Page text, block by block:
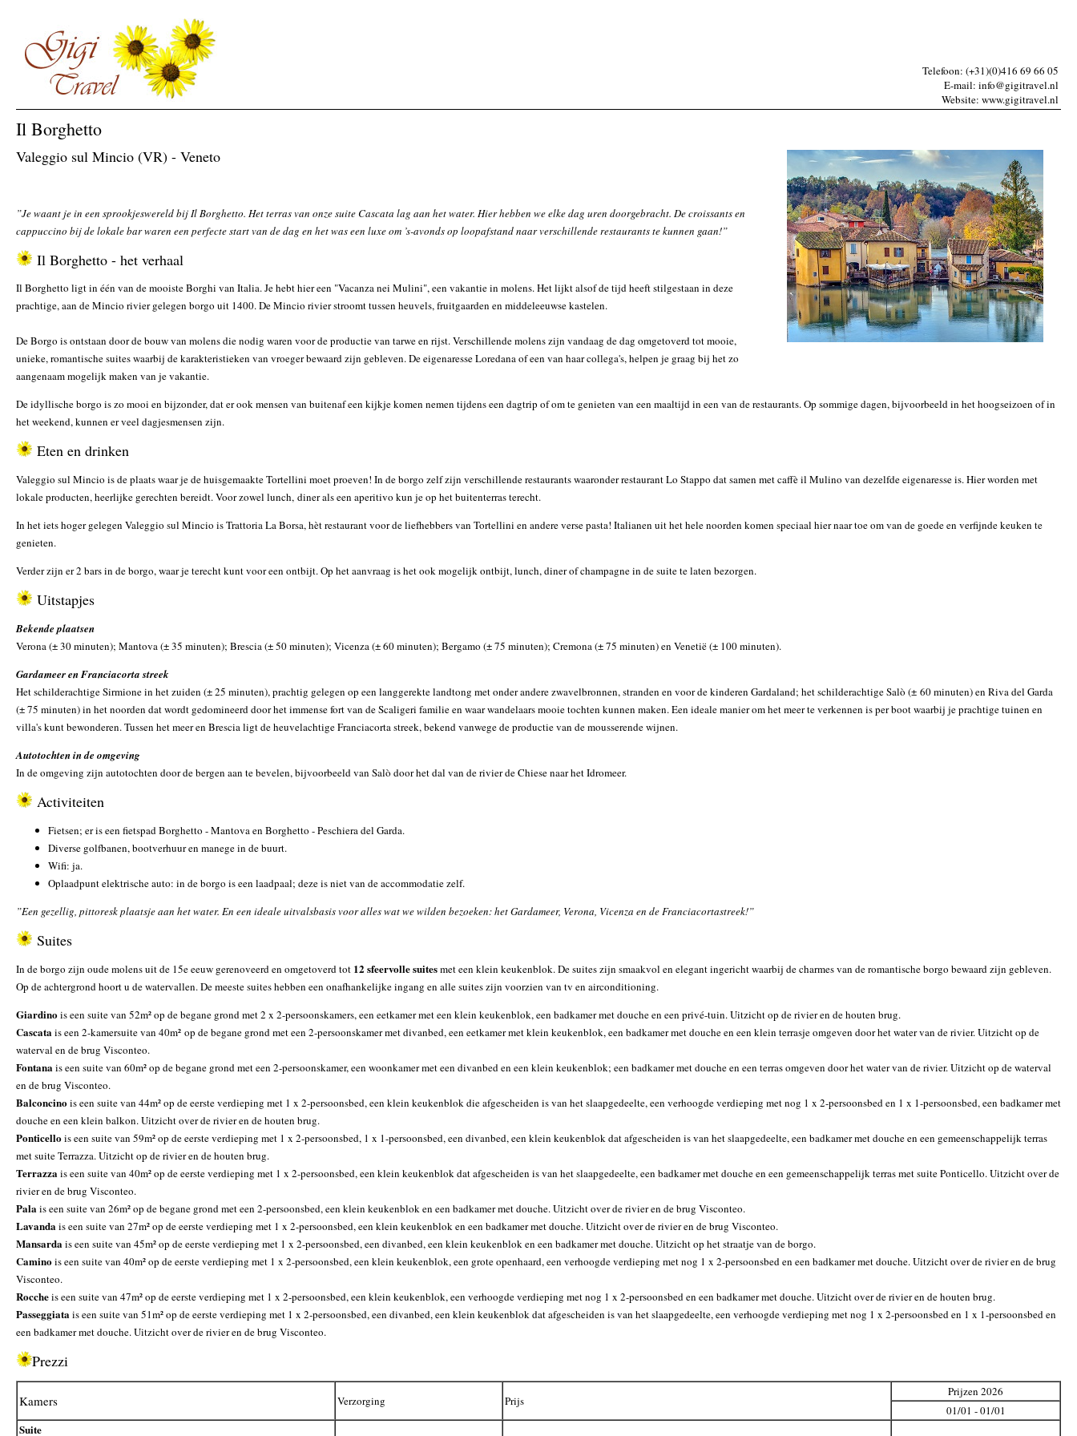
Telefoon: (+31)(0)416 69 66 05
E-mail: info@gigitravel.nl
Website: www.gigitravel.nl
Il Borghetto
Valeggio sul Mincio (VR) - Veneto
”Je waant je in een sprookjeswereld bij Il Borghetto. Het terras van onze suite Cascata lag aan het water. Hier hebben we elke dag uren doorgebracht. De croissants en
cappuccino bij de lokale bar waren een perfecte start van de dag en het was een luxe om ’s-avonds op loopafstand naar verschillende restaurants te kunnen gaan!”
Il Borghetto - het verhaal
Il Borghetto ligt in één van de mooiste Borghi van Italia. Je hebt hier een "Vacanza nei Mulini", een vakantie in molens. Het lijkt alsof de tijd heeft stilgestaan in deze
prachtige, aan de Mincio rivier gelegen borgo uit 1400. De Mincio rivier stroomt tussen heuvels, fruitgaarden en middeleeuwse kastelen.
De Borgo is ontstaan door de bouw van molens die nodig waren voor de productie van tarwe en rijst. Verschillende molens zijn vandaag de dag omgetoverd tot mooie,
unieke, romantische suites waarbij de karakteristieken van vroeger bewaard zijn gebleven. De eigenaresse Loredana of een van haar collega's, helpen je graag bij het zo
aangenaam mogelijk maken van je vakantie.
De idyllische borgo is zo mooi en bijzonder, dat er ook mensen van buitenaf een kijkje komen nemen tijdens een dagtrip of om te genieten van een maaltijd in een van de restaurants. Op sommige dagen, bijvoorbeeld in het hoogseizoen of in
het weekend, kunnen er veel dagjesmensen zijn.
Eten en drinken
Valeggio sul Mincio is de plaats waar je de huisgemaakte Tortellini moet proeven! In de borgo zelf zijn verschillende restaurants waaronder restaurant Lo Stappo dat samen met caffè il Mulino van dezelfde eigenaresse is. Hier worden met
lokale producten, heerlijke gerechten bereidt. Voor zowel lunch, diner als een aperitivo kun je op het buitenterras terecht.
In het iets hoger gelegen Valeggio sul Mincio is Trattoria La Borsa, hèt restaurant voor de liefhebbers van Tortellini en andere verse pasta! Italianen uit het hele noorden komen speciaal hier naar toe om van de goede en verfijnde keuken te
genieten.
Verder zijn er 2 bars in de borgo, waar je terecht kunt voor een ontbijt. Op het aanvraag is het ook mogelijk ontbijt, lunch, diner of champagne in de suite te laten bezorgen.
Uitstapjes
Bekende plaatsen
Verona (± 30 minuten); Mantova (± 35 minuten); Brescia (± 50 minuten); Vicenza (± 60 minuten); Bergamo (± 75 minuten); Cremona (± 75 minuten) en Venetië (± 100 minuten).
Gardameer en Franciacorta streek
Het schilderachtige Sirmione in het zuiden (± 25 minuten), prachtig gelegen op een langgerekte landtong met onder andere zwavelbronnen, stranden en voor de kinderen Gardaland; het schilderachtige Salò (± 60 minuten) en Riva del Garda
(± 75 minuten) in het noorden dat wordt gedomineerd door het immense fort van de Scaligeri familie en waar wandelaars mooie tochten kunnen maken. Een ideale manier om het meer te verkennen is per boot waarbij je prachtige tuinen en
villa's kunt bewonderen. Tussen het meer en Brescia ligt de heuvelachtige Franciacorta streek, bekend vanwege de productie van de mousserende wijnen.
Autotochten in de omgeving
In de omgeving zijn autotochten door de bergen aan te bevelen, bijvoorbeeld van Salò door het dal van de rivier de Chiese naar het Idromeer.
Activiteiten
Fietsen; er is een fietspad Borghetto - Mantova en Borghetto - Peschiera del Garda.
Diverse golfbanen, bootverhuur en manege in de buurt.
Wifi: ja.
Oplaadpunt elektrische auto: in de borgo is een laadpaal; deze is niet van de accommodatie zelf.
”Een gezellig, pittoresk plaatsje aan het water. En een ideale uitvalsbasis voor alles wat we wilden bezoeken: het Gardameer, Verona, Vicenza en de Franciacortastreek!”
Suites
In de borgo zijn oude molens uit de 15e eeuw gerenoveerd en omgetoverd tot 12 sfeervolle suitesmet een klein keukenblok. De suites zijn smaakvol en elegant ingericht waarbij de charmes van de romantische borgo bewaard zijn gebleven.
Op de achtergrond hoort u de watervallen. De meeste suites hebben een onafhankelijke ingang en alle suites zijn voorzien van tv en airconditioning.
Giardinois een suite van 52m² op de begane grond met 2 x 2-persoonskamers, een eetkamer met een klein keukenblok, een badkamer met douche en een privé-tuin. Uitzicht op de rivier en de houten brug.
Cascatais een 2-kamersuite van 40m² op de begane grond met een 2-persoonskamer met divanbed, een eetkamer met klein keukenblok, een badkamer met douche en een klein terrasje omgeven door het water van de rivier. Uitzicht op de
waterval en de brug Visconteo.
Fontanais een suite van 60m² op de begane grond met een 2-persoonskamer, een woonkamer met een divanbed en een klein keukenblok; een badkamer met douche en een terras omgeven door het water van de rivier. Uitzicht op de waterval
en de brug Visconteo.
Balconcinois een suite van 44m² op de eerste verdieping met 1 x 2-persoonsbed, een klein keukenblok die afgescheiden is van het slaapgedeelte, een verhoogde verdieping met nog 1 x 2-persoonsbed en 1 x 1-persoonsbed, een badkamer met
douche en een klein balkon. Uitzicht over de rivier en de houten brug.
Ponticellois een suite van 59m² op de eerste verdieping met 1 x 2-persoonsbed, 1 x 1-persoonsbed, een divanbed, een klein keukenblok dat afgescheiden is van het slaapgedeelte, een badkamer met douche en een gemeenschappelijk terras
met suite Terrazza. Uitzicht op de rivier en de houten brug.
Terrazzais een suite van 40m² op de eerste verdieping met 1 x 2-persoonsbed, een klein keukenblok dat afgescheiden is van het slaapgedeelte, een badkamer met douche en een gemeenschappelijk terras met suite Ponticello. Uitzicht over de
rivier en de brug Visconteo.
Palais een suite van 26m² op de begane grond met een 2-persoonsbed, een klein keukenblok en een badkamer met douche. Uitzicht over de rivier en de brug Visconteo.
Lavandais een suite van 27m² op de eerste verdieping met 1 x 2-persoonsbed, een klein keukenblok en een badkamer met douche. Uitzicht over de rivier en de brug Visconteo.
Mansardais een suite van 45m² op de eerste verdieping met 1 x 2-persoonsbed, een divanbed, een klein keukenblok en een badkamer met douche. Uitzicht op het straatje van de borgo.
Caminois een suite van 40m² op de eerste verdieping met 1 x 2-persoonsbed, een klein keukenblok, een grote openhaard, een verhoogde verdieping met nog 1 x 2-persoonsbed en een badkamer met douche. Uitzicht over de rivier en de brug
Visconteo.
Roccheis een suite van 47m² op de eerste verdieping met 1 x 2-persoonsbed, een klein keukenblok, een verhoogde verdieping met nog 1 x 2-persoonsbed en een badkamer met douche. Uitzicht over de rivier en de houten brug.
Passeggiatais een suite van 51m² op de eerste verdieping met 1 x 2-persoonsbed, een divanbed, een klein keukenblok dat afgescheiden is van het slaapgedeelte, een verhoogde verdieping met nog 1 x 2-persoonsbed en 1 x 1-persoonsbed en
een badkamer met douche. Uitzicht over de rivier en de brug Visconteo.
Prezzi
Kamers Verzorging Prijs
Prijzen 2026
01/01 - 01/01
Suite